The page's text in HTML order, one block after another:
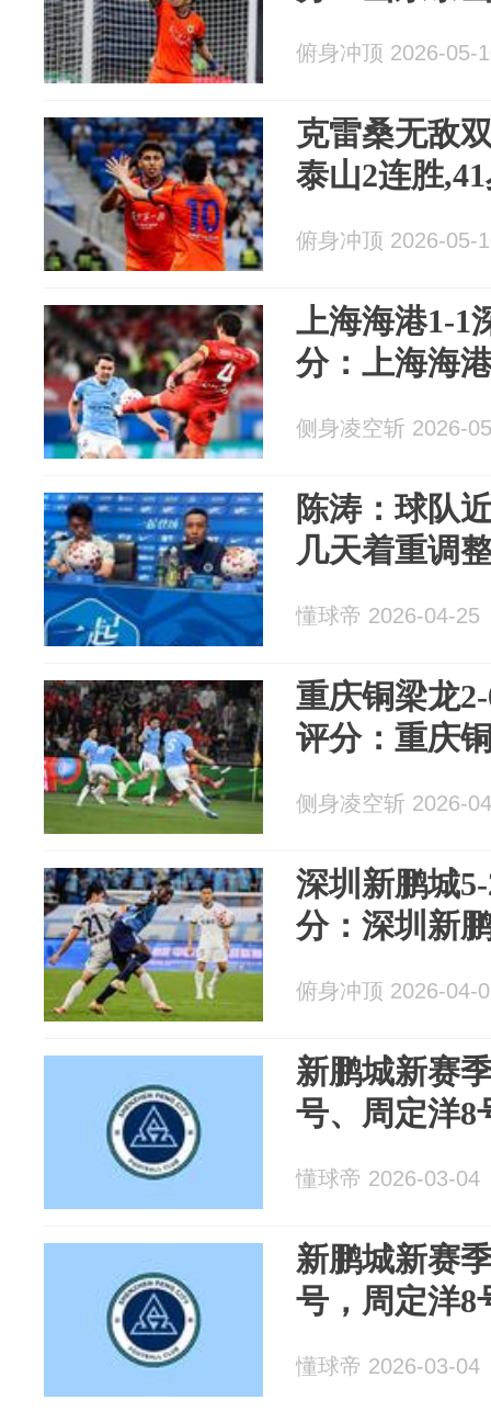
俯身冲顶 2026-05-
克雷桑无敌
泰山2连胜
俯身冲顶 2026-05-
上海海港1-1
分：上海海
侧身凌空斩 2026-
陈涛：球队
几天着重调
懂球帝 2026-04-25
重庆铜梁龙
评分：重庆
侧身凌空斩 2026-
深圳新鹏城
分：深圳新
俯身冲顶 2026-04-
新鹏城新赛
号、周定洋8
懂球帝 2026-03-04
新鹏城新赛
号，周定洋8
懂球帝 2026-03-04